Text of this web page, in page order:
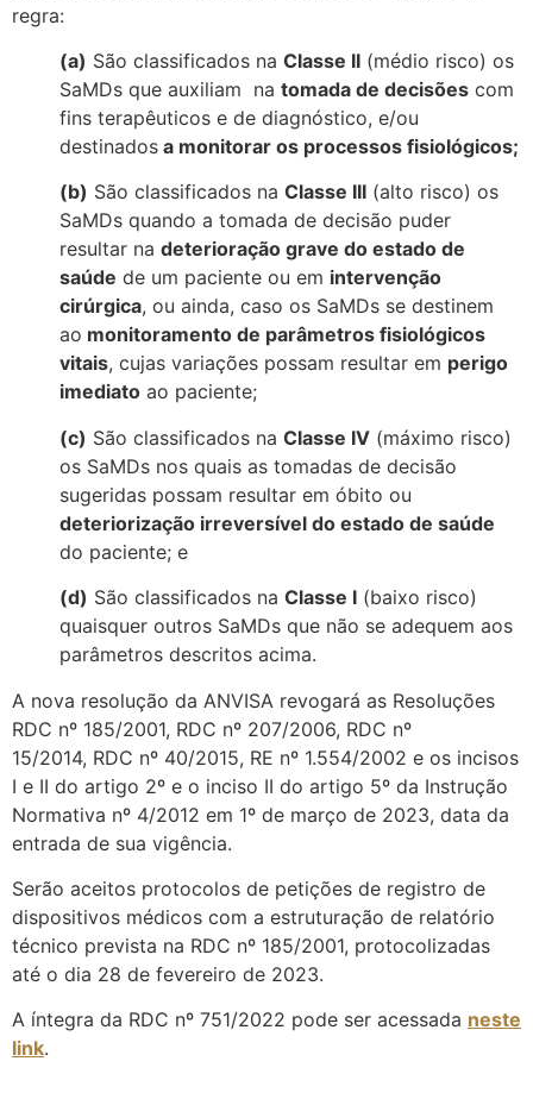
regra:
(a) São classificados na Classe II (médio risco) os
SaMDs que auxiliam na tomada de decisões com
fins terapêuticos e de diagnóstico, e/ou
destinados a monitorar os processos fisiológicos;
(b) São classificados na Classe III (alto risco) os
SaMDs quando a tomada de decisão puder
resultar na deterioração grave do estado de
saúde de um paciente ou em intervenção
cirúrgica, ou ainda, caso os SaMDs se destinem
ao monitoramento de parâmetros fisiológicos
vitais, cujas variações possam resultar em perigo
imediato ao paciente;
(c) São classificados na Classe IV (máximo risco)
os SaMDs nos quais as tomadas de decisão
sugeridas possam resultar em óbito ou
deteriorização irreversível do estado de saúde
do paciente; e
(d) São classificados na Classe I (baixo risco)
quaisquer outros SaMDs que não se adequem aos
parâmetros descritos acima.
A nova resolução da ANVISA revogará as Resoluções
RDC nº 185/2001, RDC nº 207/2006, RDC nº
15/2014, RDC nº 40/2015, RE nº 1.554/2002 e os incisos
I e II do artigo 2º e o inciso II do artigo 5º da Instrução
Normativa nº 4/2012 em 1º de março de 2023, data da
entrada de sua vigência.
Serão aceitos protocolos de petições de registro de
dispositivos médicos com a estruturação de relatório
técnico prevista na RDC nº 185/2001, protocolizadas
até o dia 28 de fevereiro de 2023.
A íntegra da RDC nº 751/2022 pode ser acessada neste
link.